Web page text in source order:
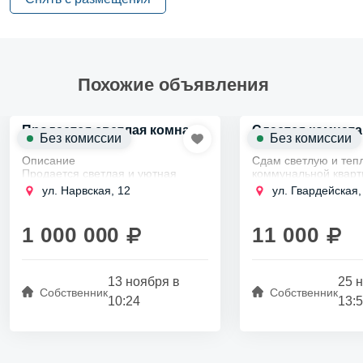
Похожие объявления
Продается светлая комната
18м2
Описание
Продается светлая и уютная
комната в трехкомнатной
квартире, расположенной в
дом 12.
Отличное место для
ул. Нарвская, 12
1 000 000
Собственник
13 ноября в
10:24
Без комиссии
Сдается
Сдам светлую и
коммунальной
Красном Селе по
Гвардейская, дом
одному жильцу,...
ул.
11 000
Собственник
25
Без комиссии